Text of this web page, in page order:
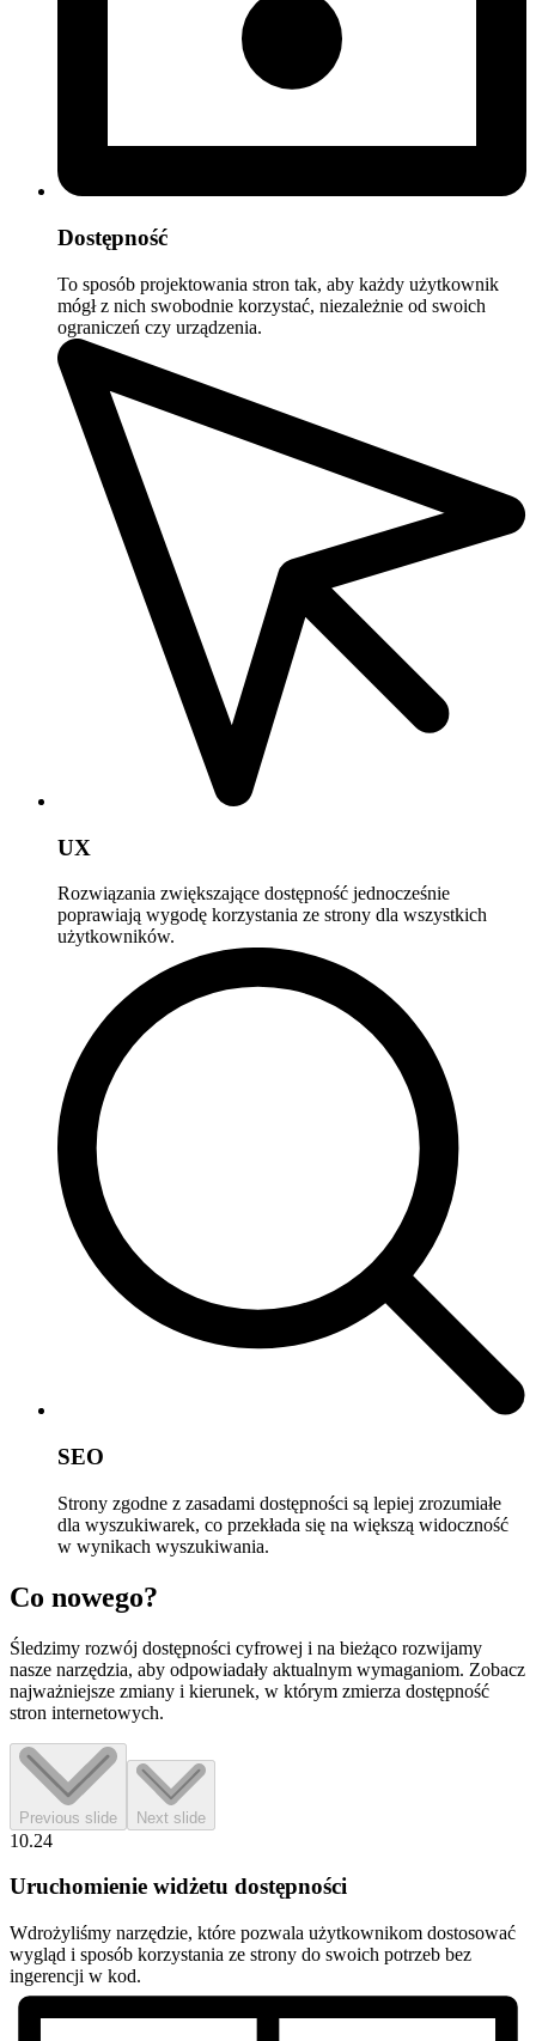
Dostępność
To sposób projektowania stron tak, aby każdy użytkownik
mógł z nich swobodnie korzystać, niezależnie od swoich
ograniczeń czy urządzenia.
UX
Rozwiązania zwiększające dostępność jednocześnie
poprawiają wygodę korzystania ze strony dla wszystkich
użytkowników.
SEO
Strony zgodne z zasadami dostępności są lepiej zrozumiałe
dla wyszukiwarek, co przekłada się na większą widoczność
w wynikach wyszukiwania.
Co nowego?
Śledzimy rozwój dostępności cyfrowej i na bieżąco rozwijamy
nasze narzędzia, aby odpowiadały aktualnym wymaganiom. Zobacz
najważniejsze zmiany i kierunek, w którym zmierza dostępność
stron internetowych.
Previous slide Next slide
10.24
Uruchomienie widżetu dostępności
Wdrożyliśmy narzędzie, które pozwala użytkownikom dostosować
wygląd i sposób korzystania ze strony do swoich potrzeb bez
ingerencji w kod.